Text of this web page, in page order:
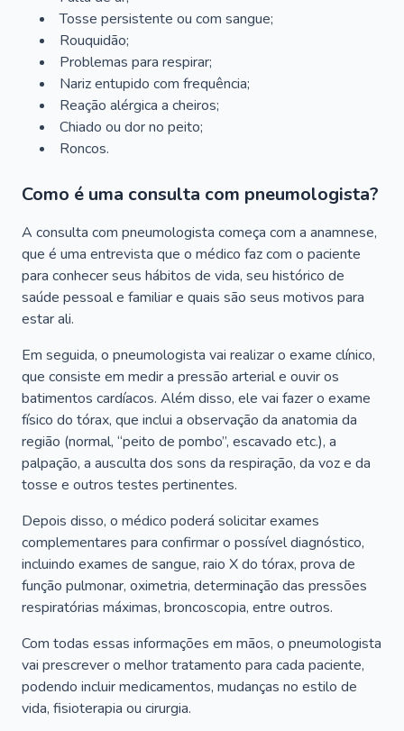
Tosse persistente ou com sangue;
Rouquidão;
Problemas para respirar;
Nariz entupido com frequência;
Reação alérgica a cheiros;
Chiado ou dor no peito;
Roncos.
Como é uma consulta com pneumologista?
A consulta com pneumologista começa com a anamnese,
que é uma entrevista que o médico faz com o paciente
para conhecer seus hábitos de vida, seu histórico de
saúde pessoal e familiar e quais são seus motivos para
estar ali.
Em seguida, o pneumologista vai realizar o exame clínico,
que consiste em medir a pressão arterial e ouvir os
batimentos cardíacos. Além disso, ele vai fazer o exame
físico do tórax, que inclui a observação da anatomia da
região (normal, “peito de pombo”, escavado etc.), a
palpação, a ausculta dos sons da respiração, da voz e da
tosse e outros testes pertinentes.
Depois disso, o médico poderá solicitar exames
complementares para confirmar o possível diagnóstico,
incluindo exames de sangue, raio X do tórax, prova de
função pulmonar, oximetria, determinação das pressões
respiratórias máximas, broncoscopia, entre outros.
Com todas essas informações em mãos, o pneumologista
vai prescrever o melhor tratamento para cada paciente,
podendo incluir medicamentos, mudanças no estilo de
vida, fisioterapia ou cirurgia.